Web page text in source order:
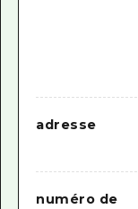
adresse
numéro de